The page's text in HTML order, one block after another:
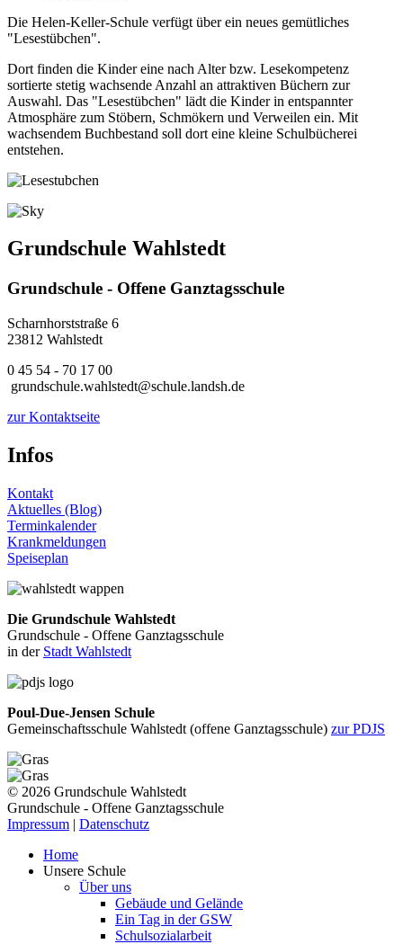
Die Helen-Keller-Schule verfügt über ein neues gemütliches
"Lesestübchen".
Dort finden die Kinder eine nach Alter bzw. Lesekompetenz
sortierte stetig wachsende Anzahl an attraktiven Büchern zur
Auswahl. Das "Lesestübchen" lädt die Kinder in entspannter
Atmosphäre zum Stöbern, Schmökern und Verweilen ein. Mit
wachsendem Buchbestand soll dort eine kleine Schulbücherei
entstehen.
Grundschule Wahlstedt
Grundschule - Offene Ganztagsschule
Scharnhorststraße 6
23812 Wahlstedt
0 45 54 - 70 17 00
grundschule.wahlstedt@schule.landsh.de
zur Kontaktseite
Infos
Kontakt
Aktuelles (Blog)
Terminkalender
Krankmeldungen
Speiseplan
Die Grundschule Wahlstedt
Grundschule - Offene Ganztagsschule
in der Stadt Wahlstedt
Poul-Due-Jensen Schule
Gemeinschaftsschule Wahlstedt (offene Ganztagsschule) zur PDJS
© 2026 Grundschule Wahlstedt
Grundschule - Offene Ganztagsschule
Impressum | Datenschutz
Home
Unsere Schule
Über uns
Gebäude und Gelände
Ein Tag in der GSW
Schulsozialarbeit